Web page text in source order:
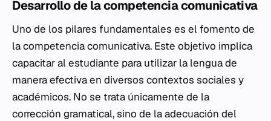
Desarrollo de la competencia comunicativa
Uno de los pilares fundamentales es el fomento de
la competencia comunicativa. Este objetivo implica
capacitar al estudiante para utilizar la lengua de
manera efectiva en diversos contextos sociales y
académicos. No se trata únicamente de la
corrección gramatical, sino de la adecuación del